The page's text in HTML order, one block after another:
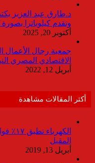
د.طارق عبد العزيز
وتقدم كيلوباترا
أكتوبر 20, 2025
جمعية رجال الأعمال
الاقتصادي المصري
أبريل 12, 2022
أكثر المقالات مشاهدة
المقبل
أبريل 13, 2019